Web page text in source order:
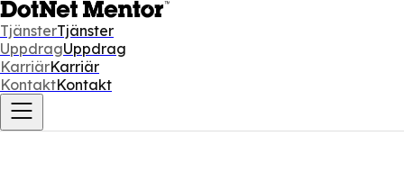
TjänsterTjänster
UppdragUppdrag
KarriärKarriär
KontaktKontakt